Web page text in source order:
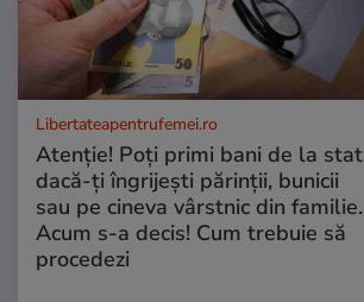
Libertateapentrufemei.ro
Atenție! Poți primi bani de la stat
dacă-ți îngrijești părinții, bunicii
sau pe cineva vârstnic din familie.
Acum s-a decis! Cum trebuie să
procedezi